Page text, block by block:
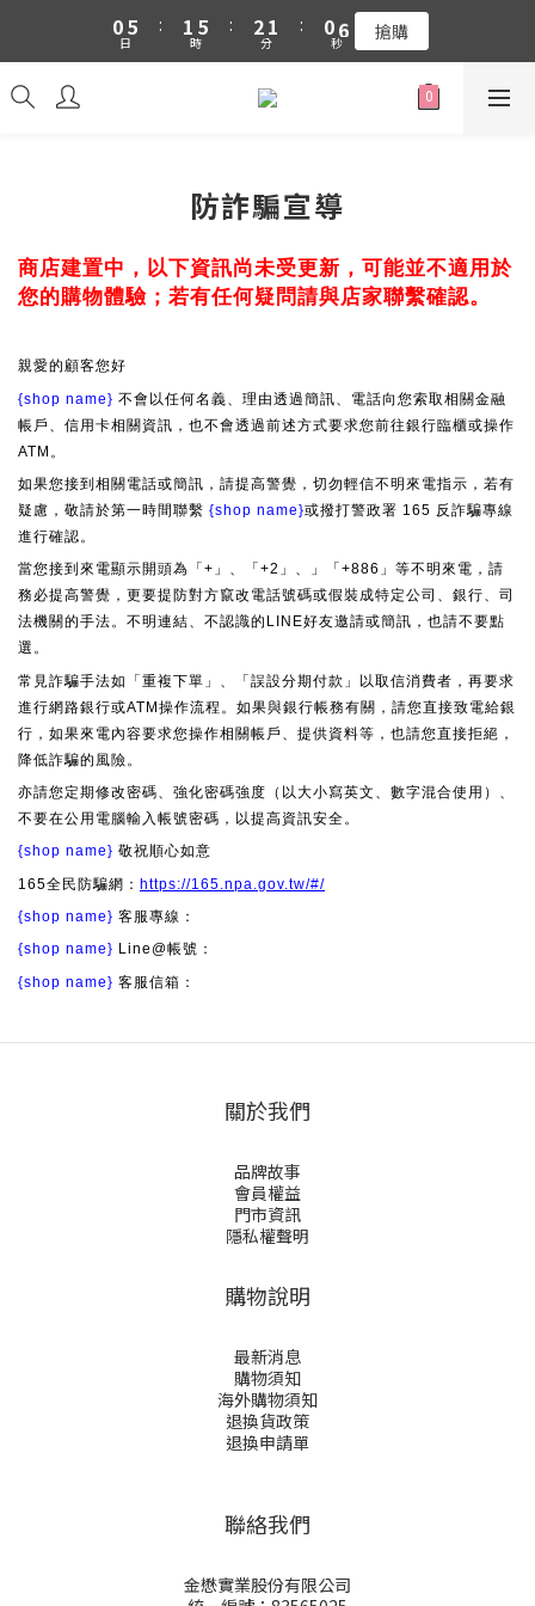
吉伊卡哇 新品上市88折+滿件贈零錢包(隨機)
05
4
日
:
1
0
5
4
時
:
2
1
1
0
分
:
06
5
秒 搶購
吉伊卡哇 新品上市88折+滿件贈零錢包(隨機)
防詐騙宣導
商店建置中，以下資訊尚未受更新，可能並不適用於
您的購物體驗；若有任何疑問請與店家聯繫確認。
親愛的顧客您好
{shop name} 不會以任何名義、理由透過簡訊、電話向您索取相關金融
帳戶、信用卡相關資訊，也不會透過前述方式要求您前往銀行臨櫃或操作
ATM。
如果您接到相關電話或簡訊，請提高警覺，切勿輕信不明來電指示，若有
疑慮，敬請於第一時間聯繫 {shop name}或撥打警政署 165 反詐騙專線
進行確認。
當您接到來電顯示開頭為「+」、「+2」、」「+886」等不明來電，請
務必提高警覺，更要提防對方竄改電話號碼或假裝成特定公司、銀行、司
法機關的手法。不明連結、不認識的LINE好友邀請或簡訊，也請不要點
選。
常見詐騙手法如「重複下單」、「誤設分期付款」以取信消費者，再要求
進行網路銀行或ATM操作流程。如果與銀行帳務有關，請您直接致電給銀
行，如果來電內容要求您操作相關帳戶、提供資料等，也請您直接拒絕，
降低詐騙的風險。
亦請您定期修改密碼、強化密碼強度（以大小寫英文、數字混合使用）、
不要在公用電腦輸入帳號密碼，以提高資訊安全。
{shop name} 敬祝順心如意
165全民防騙網： https://165.npa.gov.tw/#/
{shop name} 客服專線：
{shop name} Line@帳號：
{shop name} 客服信箱：
關於我們
品牌故事
會員權益
門市資訊
隱私權聲明
購物說明
最新消息
購物須知
海外購物須知
退換貨政策
退換申請單
聯絡我們
金懋實業股份有限公司